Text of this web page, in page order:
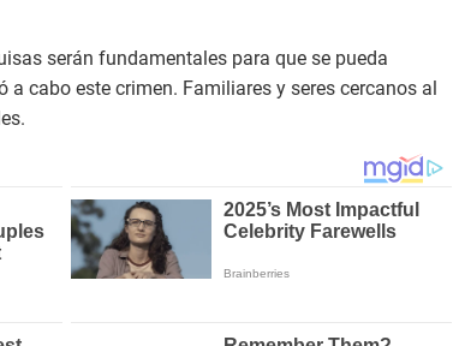
serán fundamentales para que se pueda
a cabo este crimen. Familiares y seres cercanos al